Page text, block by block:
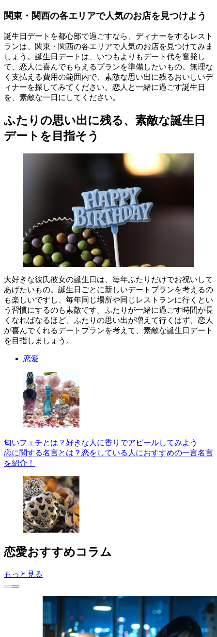
関東・関西の各エリアで人気のお店を見つけよう
誕生日デートを都心部で過ごすなら、ディナーをするレスト
ランは、関東・関西の各エリアで人気のお店を見つけてみま
しょう。誕生日デートは、いつもよりもデート代を奮発し
て、恋人に喜んでもらえるプランを準備したいもの。無理な
く支払える費用の範囲内で、素敵な思い出に残るおいしいデ
ィナーを探してみてください。恋人と一緒に過ごす誕生日
を、素敵な一日にしてください。
ふたりの思い出に残る、素敵な誕生日
デートを目指そう
大好きな彼氏彼女の誕生日は、毎年ふたりだけでお祝いして
あげたいもの。誕生日ごとに新しいデートプランを考えるの
も楽しいですし、毎年同じ場所や同じレストランに行くとい
う習慣にするのも素敵です。ふたりが一緒に過ごす時間が長
くなればなるほど、ふたりの思い出が増えて行くはず。恋人
が喜んでくれるデートプランを考えて、素敵な誕生日デート
を目指しましょう。
恋愛
匂いフェチとは？好きな人に香りでアピールしてみよう
恋に関する名言とは？恋をしている人におすすめの一言名言
を紹介！
恋愛おすすめコラム
もっと見る